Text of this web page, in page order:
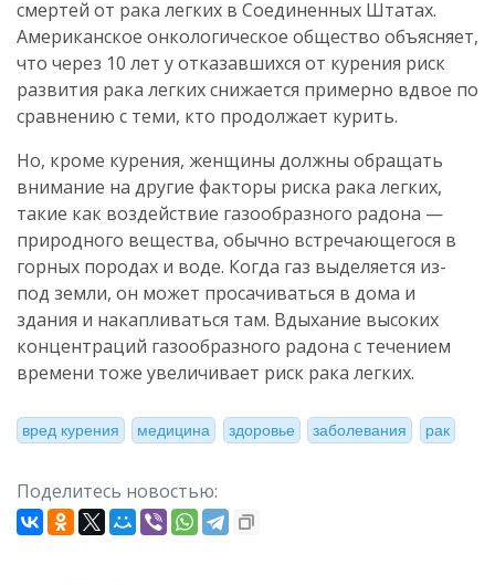
смертей от рака легких в Соединенных Штатах.
Американское онкологическое общество объясняет,
что через 10 лет у отказавшихся от курения риск
развития рака легких снижается примерно вдвое по
сравнению с теми, кто продолжает курить.
Но, кроме курения, женщины должны обращать
внимание на другие факторы риска рака легких,
такие как воздействие газообразного радона —
природного вещества, обычно встречающегося в
горных породах и воде. Когда газ выделяется из-
под земли, он может просачиваться в дома и
здания и накапливаться там. Вдыхание высоких
концентраций газообразного радона с течением
времени тоже увеличивает риск рака легких.
вред курения медицина здоровье заболевания рак
Поделитесь новостью: